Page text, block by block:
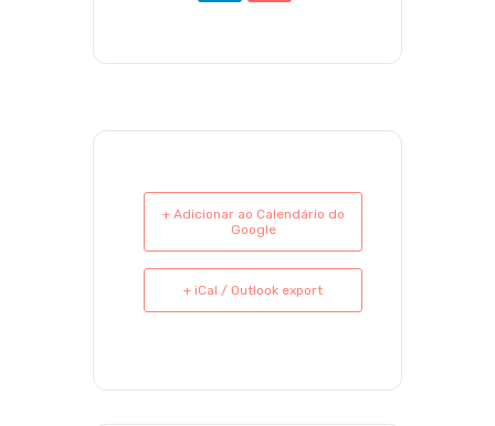
+ Adicionar ao Calendário do
Google
+ iCal / Outlook export